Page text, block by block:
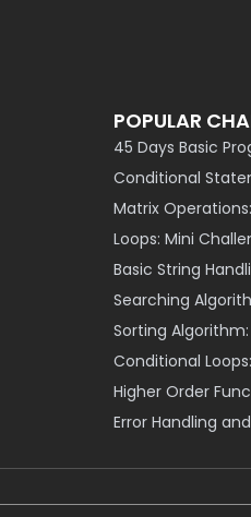
POPULAR
45 Days Basic
Conditional
Matrix
Loops: Mini
Basic String
Searching
Sorting
Conditional
Higher Order
Error Handling